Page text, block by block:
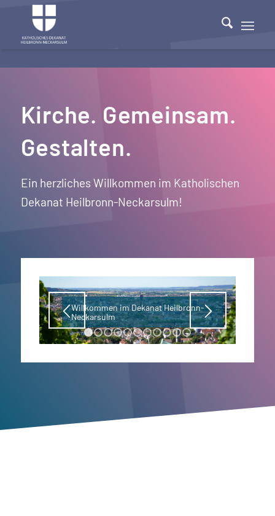
Kirche. Gemeinsam.
Gestalten.
Ein herzliches Willkommen im Katholischen
Dekanat Heilbronn-Neckarsulm!
Willkommen im Dekanat Heilbronn-
Neckarsulm
1 2 3 4 5 6 7 8 9